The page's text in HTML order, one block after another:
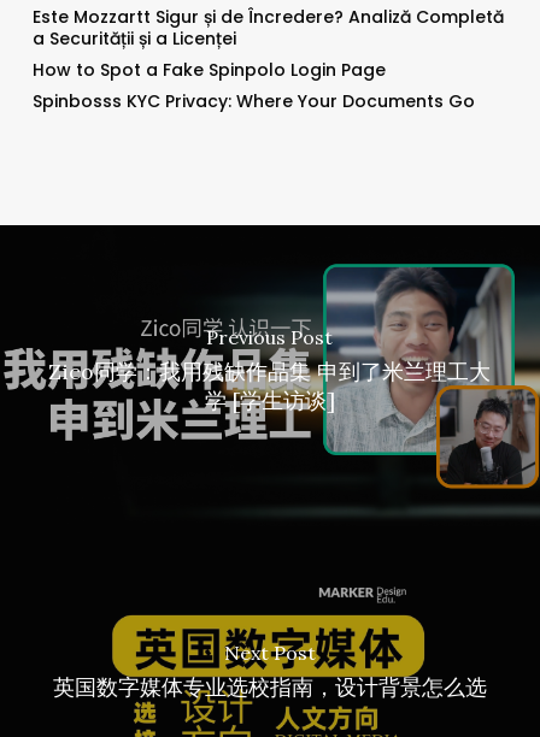
Este Mozzartt Sigur și de Încredere? Analiză Completă
a Securității și a Licenței
How to Spot a Fake Spinpolo Login Page
Spinbosss KYC Privacy: Where Your Documents Go
Previous Post
Zico同学：我用残缺作品集 申到了米兰理工大
学 [学生访谈]
Next Post
英国数字媒体专业选校指南，设计背景怎么选